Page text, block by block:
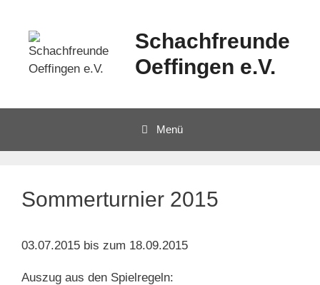
Schachfreunde
Oeffingen e.V.
Menü
Sommerturnier 2015
03.07.2015 bis zum 18.09.2015
Auszug aus den Spielregeln: